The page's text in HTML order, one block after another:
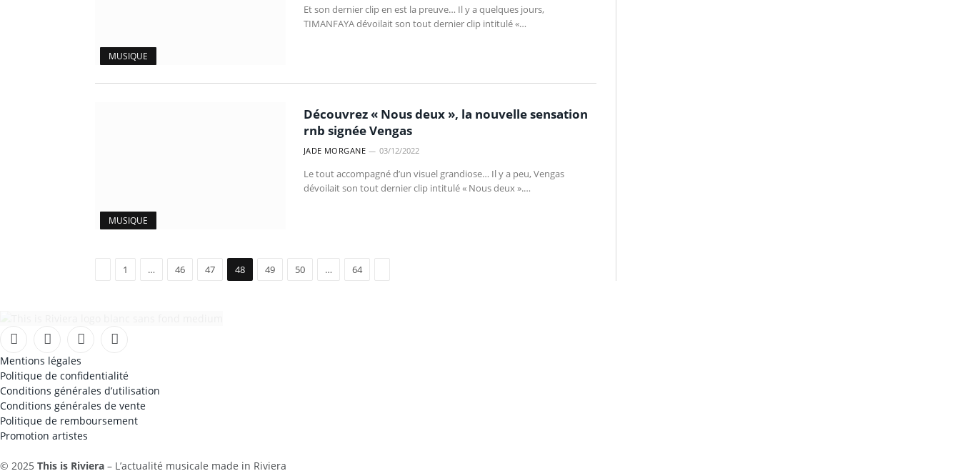
MUSIQUE
Et son dernier clip en est la preuve… Il y a quelques jours,
TIMANFAYA dévoilait son tout dernier clip intitulé «…
MUSIQUE
Découvrez « Nous deux », la nouvelle sensation
rnb signée Vengas
JADE MORGANE 03/12/2022
Le tout accompagné d’un visuel grandiose… Il y a peu, Vengas
dévoilait son tout dernier clip intitulé « Nous deux ».…
Précédent
1 … 46 47 48 49 50 … 64
FacebookInstagramTikTok
YouTube
Mentions légales
Politique de confidentialité
Conditions générales d’utilisation
Conditions générales de vente
Politique de remboursement
Promotion artistes
© 2025 This is Riviera – L’actualité musicale made in Riviera